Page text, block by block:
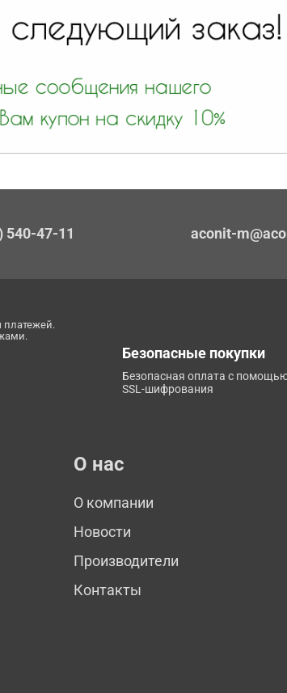
540-47-11 aconit-
Безопасные покупки
Безопасная оплата с
SSL-шифрования
О нас
О компании
Новости
Производители
Контакты